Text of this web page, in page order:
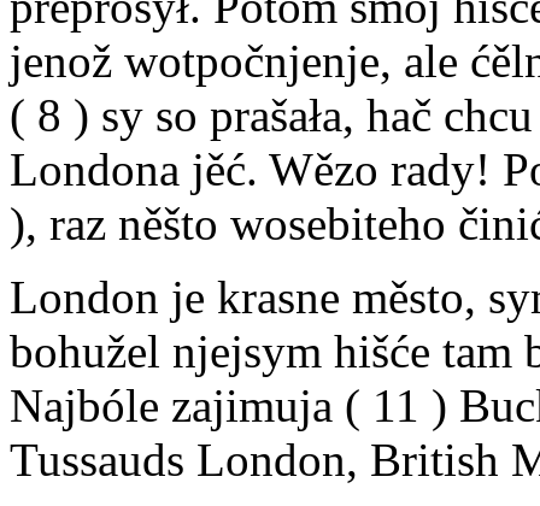
jenož wotpočnjenje, ale
( 8 ) sy so prašała, hač
Londona jěć. Wězo rady!
), raz něšto wosebiteho
London je krasne město,
bohužel njejsym hišće tam
Najbóle zajimuja ( 11 )
Tussauds London, British